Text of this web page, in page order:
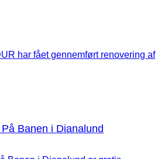
har fået gennemført renovering af
Banen i Dianalund